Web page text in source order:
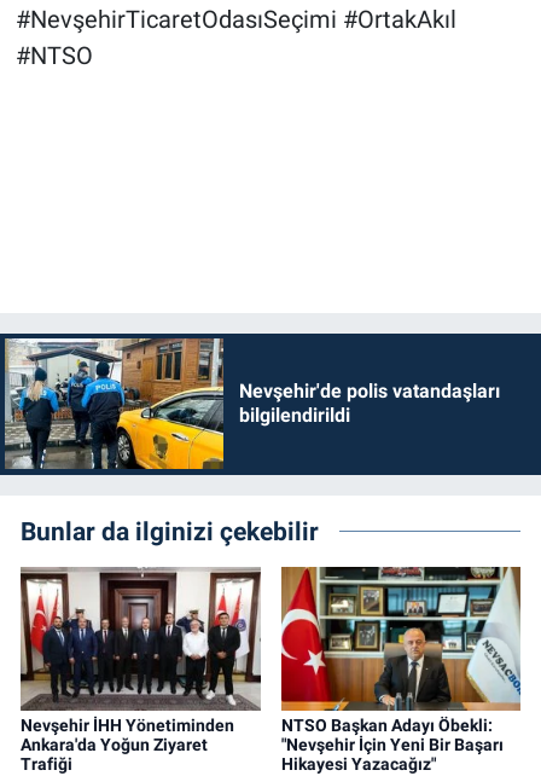
#NevşehirTicaretOdasıSeçimi #OrtakAkıl
#NTSO
Nevşehir'de polis vatandaşları
bilgilendirildi
Bunlar da ilginizi çekebilir
Nevşehir İHH Yönetiminden
Ankara'da Yoğun Ziyaret
Trafiği
NTSO Başkan Adayı Öbekli:
"Nevşehir İçin Yeni Bir Başarı
Hikayesi Yazacağız"